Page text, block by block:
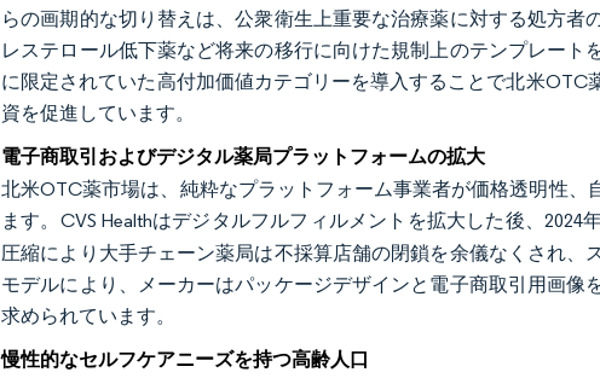
らの画期的な切り替えは、公衆衛生上重要な治療薬に対する処方
レステロール低下薬など将来の移行に向けた規制上のテンプレー
に限定されていた高付加価値カテゴリーを導入することで北米
資を促進しています。
電子商取引およびデジタル薬局プラットフォームの拡大
北米OTC薬市場は、純粋なプラットフォーム事業者が価格透明性
ます。CVS Healthはデジタルフルフィルメントを拡大した後、2024
圧縮により大手チェーン薬局は不採算店舗の閉鎖を余儀なくされ
モデルにより、メーカーはパッケージデザインと電子商取引用画
求められています。
慢性的なセルフケアニーズを持つ高齢人口